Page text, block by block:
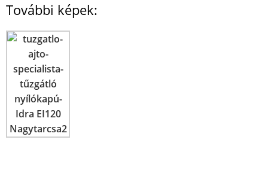
További képek: